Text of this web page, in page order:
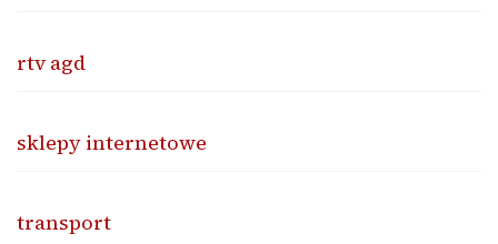
rtv agd
sklepy internetowe
transport